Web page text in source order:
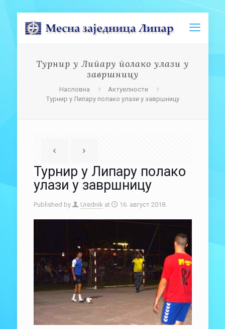
Турнир у Липару полако улази у
завршницу
Насловна
Актуелности
Турнир у Липару полако улази у завршницу
Турнир у Липару полако
улази у завршницу
Published by Urednik at 16. август 2018.